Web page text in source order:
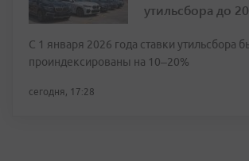
утильсбора до
С 1 января 2026 года ставки утильсбора
проиндексированы на 10–20%
сегодня, 17:28